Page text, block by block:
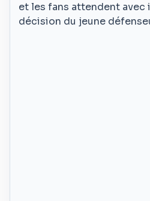
et les fans attendent avec
décision du jeune